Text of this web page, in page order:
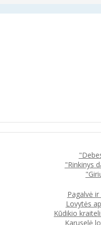
"Rinkinys
Pagalvė
Lovytės
Kūdikio
Karuselė